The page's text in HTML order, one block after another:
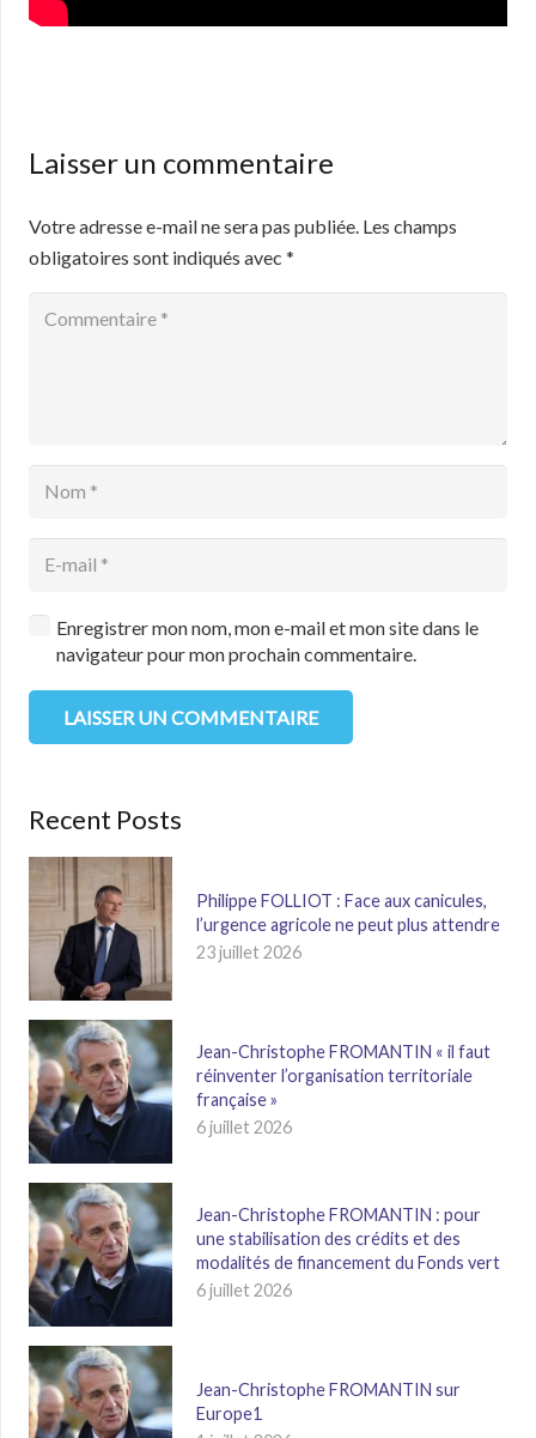
Laisser un commentaire
Votre adresse e-mail ne sera pas publiée. Les champs
obligatoires sont indiqués avec *
Enregistrer mon nom, mon e-mail et mon site dans le
navigateur pour mon prochain commentaire.
LAISSER UN COMMENTAIRE
Recent Posts
Philippe FOLLIOT : Face aux canicules,
l’urgence agricole ne peut plus attendre
23 juillet 2026
Jean-Christophe FROMANTIN « il faut
réinventer l’organisation territoriale
française »
6 juillet 2026
Jean-Christophe FROMANTIN : pour
une stabilisation des crédits et des
modalités de financement du Fonds vert
6 juillet 2026
Jean-Christophe FROMANTIN sur
Europe1